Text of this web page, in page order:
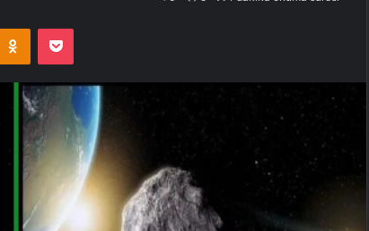
Odnoklassniki
Pocket